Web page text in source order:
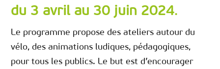
du 3 avril au 30 juin 2024.
Le programme propose des ateliers autour du
vélo, des animations ludiques, pédagogiques,
pour tous les publics. Le but est d’encourager